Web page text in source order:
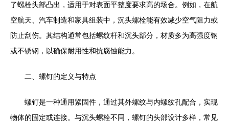
了螺栓头部凸出，适用于对表面平整度要求高的场合。例如，在航
空航天、汽车制造和家具组装中，沉头螺栓能有效减少空气阻力或
防止刮伤。其结构通常包括螺纹杆和沉头部分，材质多为高强度钢
或不锈钢，以确保耐用性和抗腐蚀能力。
二、螺钉的定义与特点
螺钉是一种通用紧固件，通过其外螺纹与内螺纹孔配合，实现
物体的固定或连接。与沉头螺栓不同，螺钉的头部设计多样，常见